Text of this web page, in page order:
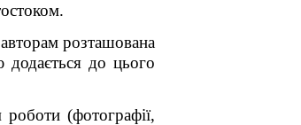
розташована
додається до цього
(фотографії,